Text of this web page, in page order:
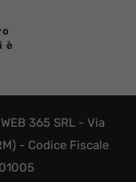
è
365 SRL - Via
- Codice Fiscale